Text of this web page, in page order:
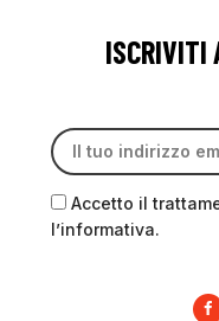
ISCRIVITI
Accetto il
l’informativa.